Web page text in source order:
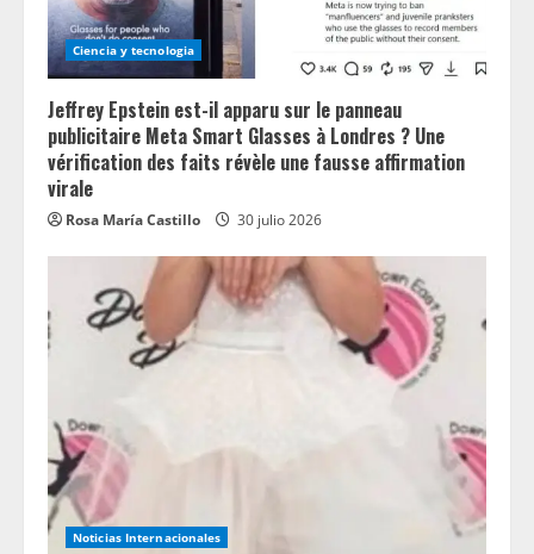
Ciencia y tecnologia
Jeffrey Epstein est-il apparu sur le panneau
publicitaire Meta Smart Glasses à Londres ? Une
vérification des faits révèle une fausse affirmation
virale
Rosa María Castillo 30 julio 2026
Noticias Internacionales